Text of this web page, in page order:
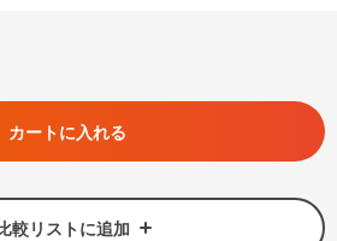
カートに入れる
比較リストに追加